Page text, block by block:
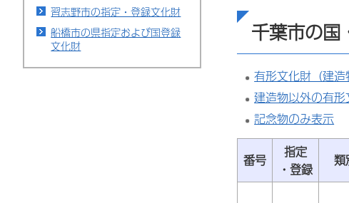
習志野市の指定・登録文化財
船橋市の県指定および国登録
文化財
千葉市の国
有形文化財（建
建造物以外の有
記念物のみ表示
番号
指定
・登録
類